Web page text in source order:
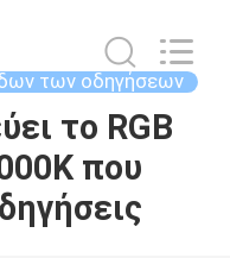
των οδηγήσεων
το RGB
που